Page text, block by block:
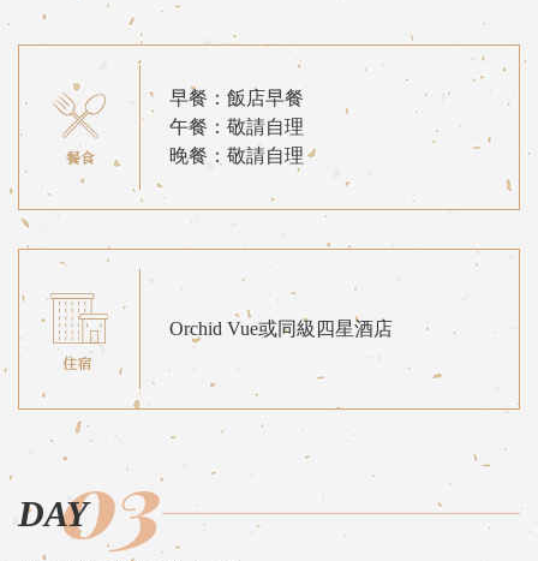
早餐：飯店早餐
午餐：敬請自理
晚餐：敬請自理
Orchid Vue或同級四星酒店
DAY03